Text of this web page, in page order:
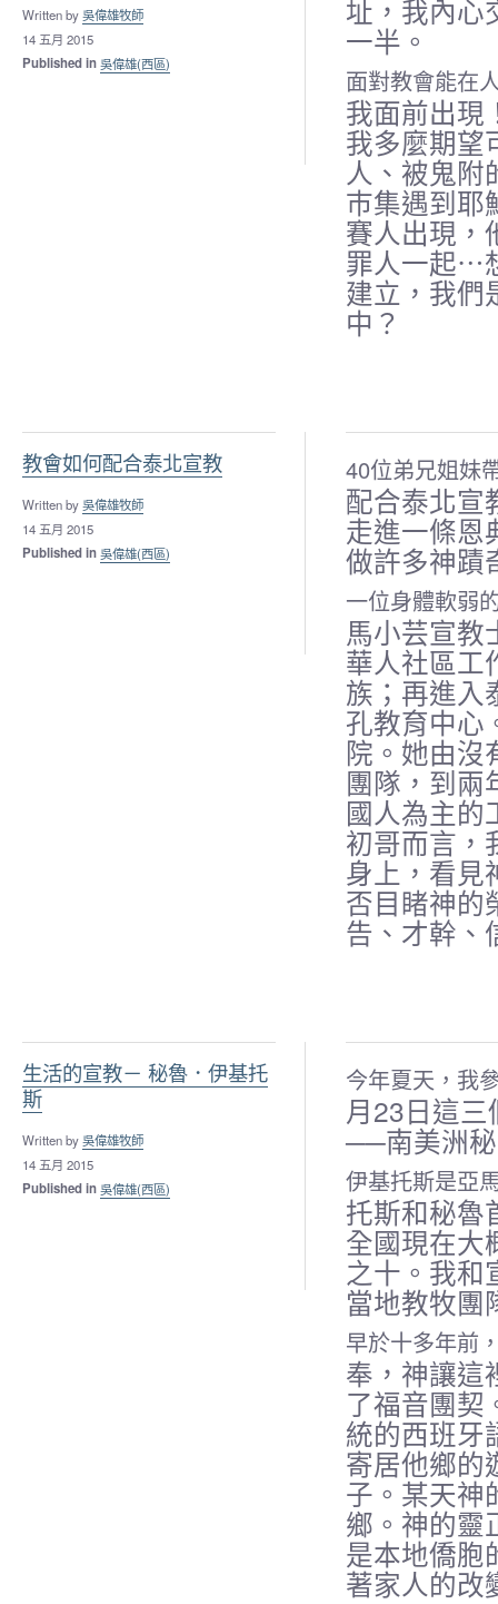
Written by吳偉雄牧師
14 五月 2015
Published in吳偉雄(西區)
址，我內心
一半。
面對教會能在
我面前出現
我多麼期望
人、被鬼
巿集遇到耶
賽人出現，
罪人一起⋯
建立，我們
中？
教會如何配合泰北宣教
Written by吳偉雄牧師
14 五月 2015
Published in吳偉雄(西區)
40位弟兄姐妹
配合泰北宣
走進一條恩
做許多神蹟
一位身體軟弱
馬小芸宣教
華人社區工
族；再進入
孔教育中心
院。她由沒
團隊， 到兩
國人為主的
初哥而言，
身上，看見
否目睹神的
告、才幹、
生活的宣教－ 秘魯．伊基托
斯
Written by吳偉雄牧師
14 五月 2015
Published in吳偉雄(西區)
今年夏天，我
月23日這
──南美洲
伊基托斯是亞
托斯和秘魯
全國現在大
之十。我和
當地教牧團
早於十多年前
奉，神讓這
了福音團契
統的西班牙
寄居他鄉的
子。某天神
鄉。神的靈
是本地僑胞
著家人的改